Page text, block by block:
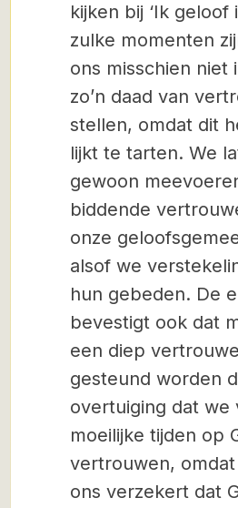
kijken bij ‘Ik geloof
zulke momenten
ons misschien niet
zo’n daad van
stellen, omdat dit
lijkt te tarten. We
gewoon
biddende
onze
alsof we
hun gebeden. De
bevestigt ook dat
een diep
gesteund worden
overtuiging dat we
moeilijke tijden op
vertrouwen,
ons verzekert dat